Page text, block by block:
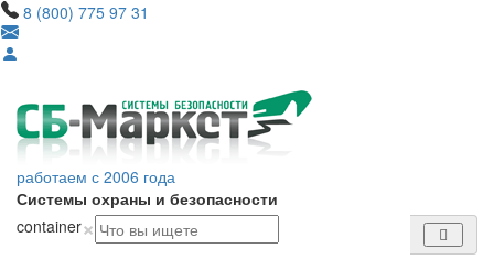
8 (800) 775 97 31
работаем с 2006 года
Системы охраны и безопасности
container×